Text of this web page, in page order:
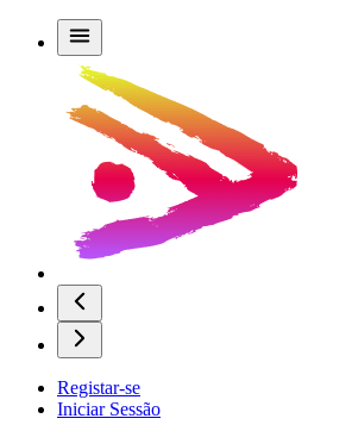
Registar-se
Iniciar Sessão